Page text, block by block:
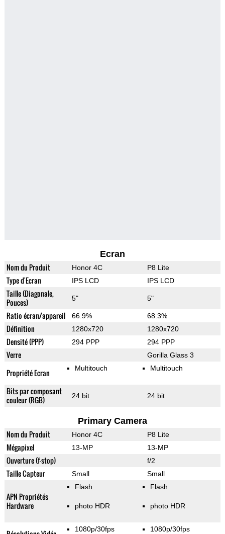
Ecran
Nom du Produit Honor 4C P8 Lite
Type d'Ecran IPS LCD IPS LCD
Taille (Diagonale,
Pouces)
5" 5"
Ratio écran/appareil 66.9% 68.3%
Définition 1280x720 1280x720
Densité (PPP) 294 PPP 294 PPP
Verre Gorilla Glass 3
Propriété Ecran Multitouch Multitouch
Bits par composant
couleur (RGB)
24 bit 24 bit
Primary Camera
Nom du Produit Honor 4C P8 Lite
Mégapixel 13-MP 13-MP
Ouverture (f-stop) f/2
Taille Capteur Small Small
APN Propriétés
Hardware
Flash
photo HDR
Flash
photo HDR
1080p/30fps 1080p/30fps